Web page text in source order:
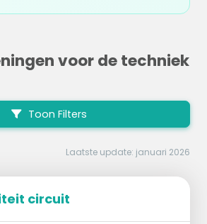
voor de techniek
Toon Filters
Laatste update: januari 2026
circuit